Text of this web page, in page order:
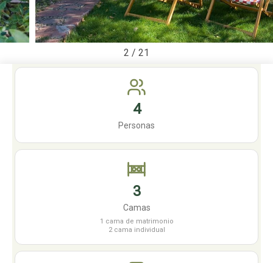
2 / 21
4
Personas
3
Camas
1 cama de matrimonio
2 cama individual